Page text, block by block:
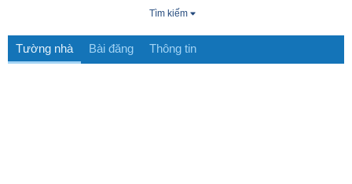
Tìm kiếm
Tường nhà Bài đăng Thông tin